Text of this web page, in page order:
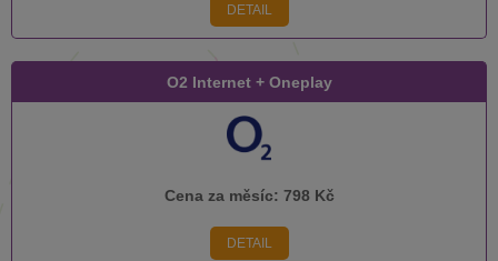
DETAIL
O2 Internet + Oneplay
Cena za měsíc: 798 Kč
DETAIL